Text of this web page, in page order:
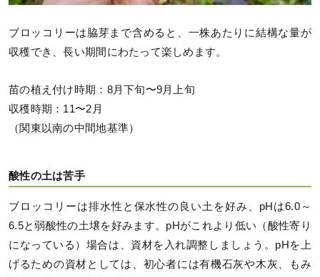
ブロッコリーは脇芽まで含めると、一株あたりに結構な量が
収穫でき、長い期間にわたって楽しめます。
苗の植え付け時期：8月下旬〜9月上旬
収穫時期：11〜2月
（関東以南の中間地基準）
酸性の土は苦手
ブロッコリーは排水性と保水性の良い土を好み、pHは6.0～
6.5と弱酸性の土壌を好みます。pHがこれより低い（酸性寄り
になっている）場合は、資材を入れ調整しましょう。pHを上
げるための資材としては、初心者には有機石灰や木灰、もみ